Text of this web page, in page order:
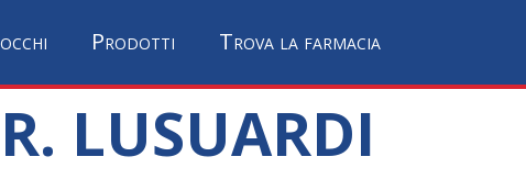
Prodotti Trova la farmacia
LUSUARDI